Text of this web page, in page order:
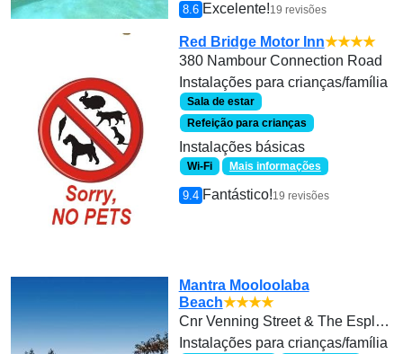
8.6 Excelente!19 revisões
Red Bridge Motor Inn★★★★
380 Nambour Connection Road
Instalações para crianças/família
Sala de estar
Refeição para crianças
Instalações básicas
Wi-Fi Mais informações
9.4 Fantástico!19 revisões
Mantra Mooloolaba
Beach★★★★
Cnr Venning Street & The Esplanade
Instalações para crianças/família